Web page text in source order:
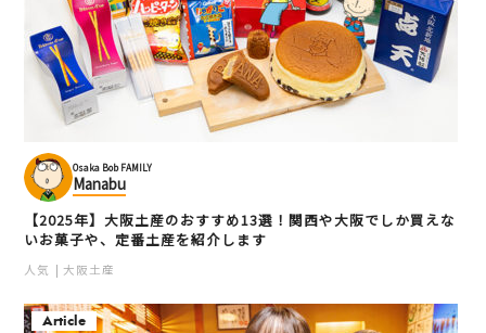
Osaka Bob FAMILY
Manabu
【2025年】大阪土産のおすすめ13選！関西や大阪でしか買えな
いお菓子や、定番土産を紹介します
人気 大阪土産
Article